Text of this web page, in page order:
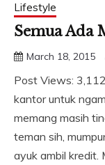
Lifestyle
Semua Ada
March 18, 2015
Post Views:
kantor untuk
memang masih
teman sih,
ayuk ambil kredit.